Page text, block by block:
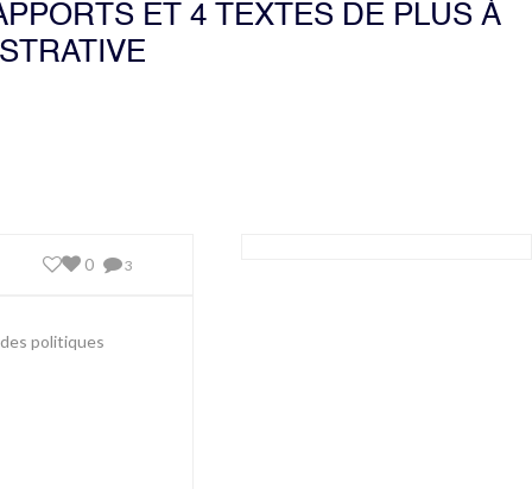
ET 4 TEXTES DE PLUS À
3
0
politiques